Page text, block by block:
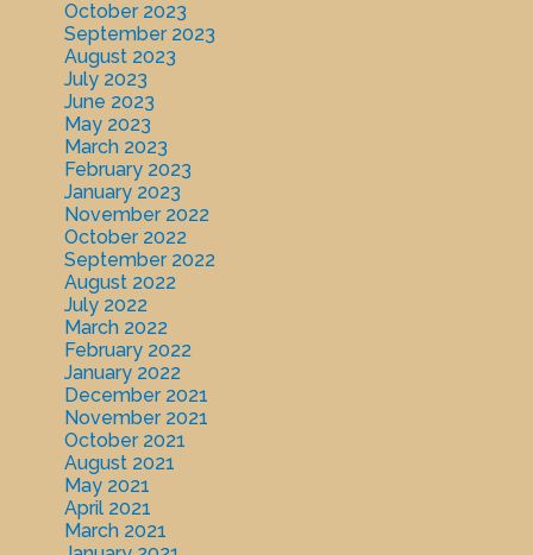
October 2023
September 2023
August 2023
July 2023
June 2023
May 2023
March 2023
February 2023
January 2023
November 2022
October 2022
September 2022
August 2022
July 2022
March 2022
February 2022
January 2022
December 2021
November 2021
October 2021
August 2021
May 2021
April 2021
March 2021